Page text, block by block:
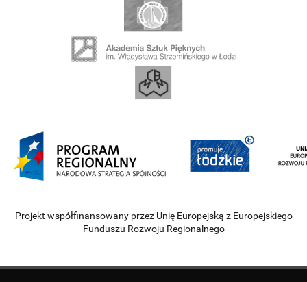
Projekt współfinansowany przez Unię Europejską z Europejskiego
Funduszu Rozwoju Regionalnego